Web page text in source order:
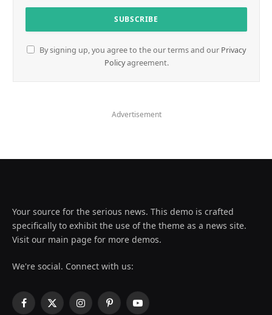
By signing up, you agree to the our terms and our Privacy
Policyagreement.
Advertisement
Your source for the serious news. This demo is crafted
specifically to exhibit the use of the theme as a news site.
Visit our main page for more demos.
We're social. Connect with us:
Facebook
X
InstagramPinterestYouTube